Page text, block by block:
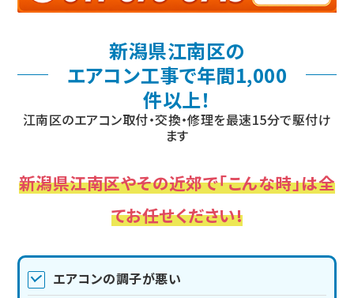
新潟県江南区の
エアコン工事で年間1,000
件以上！
江南区のエアコン取付・交換・修理を最速15分で駆付け
ます
新潟県江南区やその近郊で「こんな時」は全
てお任せください!
エアコンの調子が悪い